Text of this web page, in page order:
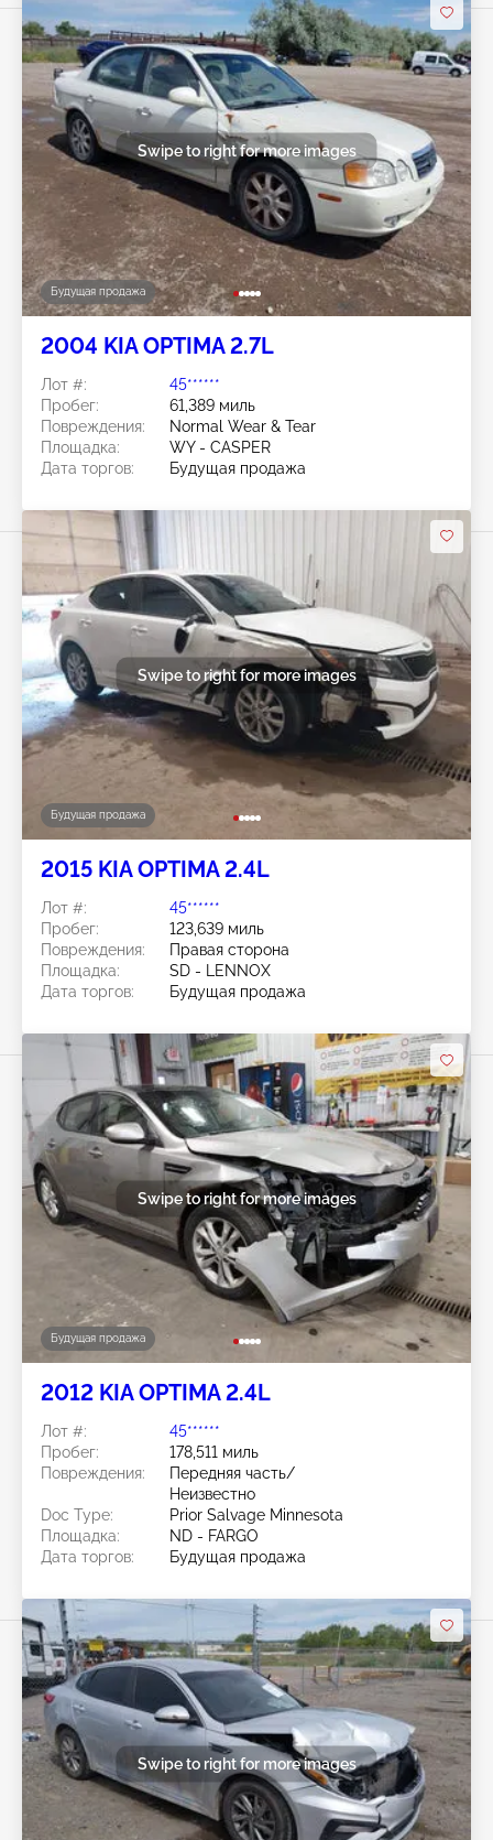
Будущая продажа
Swipe to right for more images
2004 KIA OPTIMA 2.7L
Лот #:
45******
Пробег:
61,389 миль
Повреждения:
Normal Wear & Tear
Площадка:
WY - CASPER
Дата торгов:
Будущая продажа
Будущая продажа
Swipe to right for more images
2015 KIA OPTIMA 2.4L
Лот #:
45******
Пробег:
123,639 миль
Повреждения:
Правая сторона
Площадка:
SD - LENNOX
Дата торгов:
Будущая продажа
Будущая продажа
Swipe to right for more images
2012 KIA OPTIMA 2.4L
Лот #:
45******
Пробег:
178,511 миль
Повреждения:
Передняя часть/
Неизвестно
Doc Type:
Prior Salvage Minnesota
Площадка:
ND - FARGO
Дата торгов:
Будущая продажа
Swipe to right for more images